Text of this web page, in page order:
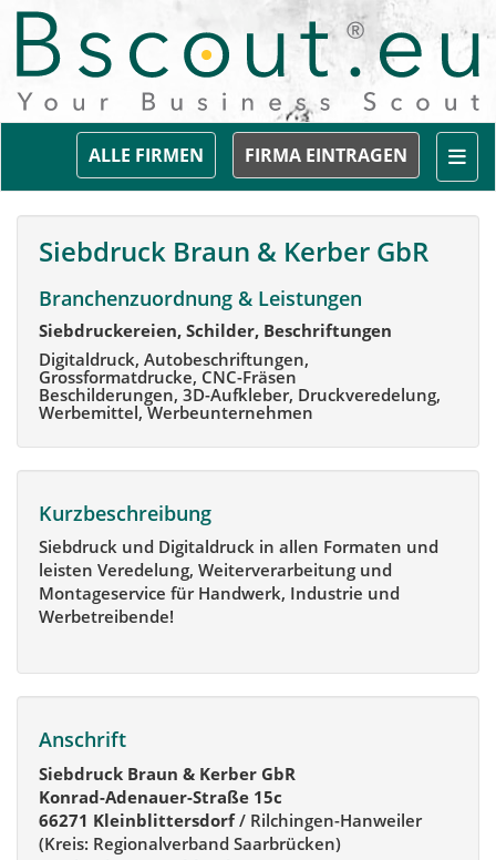
FIRMA EINTRAGEN
ALLE FIRMEN
Siebdruck Braun & Kerber GbR
Branchenzuordnung & Leistungen
Siebdruckereien, Schilder, Beschriftungen
Digitaldruck, Autobeschriftungen,
Grossformatdrucke, CNC-Fräsen
Beschilderungen, 3D-Aufkleber, Druckveredelung,
Werbemittel, Werbeunternehmen
Kurzbeschreibung
Siebdruck und Digitaldruck in allen Formaten und
leisten Veredelung, Weiterverarbeitung und
Montageservice für Handwerk, Industrie und
Werbetreibende!
Anschrift
Siebdruck Braun & Kerber GbR
Konrad-Adenauer-Straße 15c
66271 Kleinblittersdorf/ Rilchingen-Hanweiler
(Kreis: Regionalverband Saarbrücken)